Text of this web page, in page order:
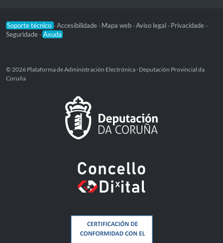
Soporte técnico -Accesibilidade - Mapa web -Aviso legal - Privacidade -
Seguridade - Axuda
© 2026 Plataforma de Administración Electrónica · Deputación Provincial da
Coruña